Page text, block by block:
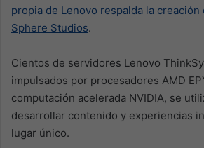
propia de Lenovo respalda la
Sphere Studios.
Cientos de servidores Lenovo
impulsados por procesadores AMD
computación acelerada NVIDIA, se
desarrollar contenido y experiencias
lugar único.